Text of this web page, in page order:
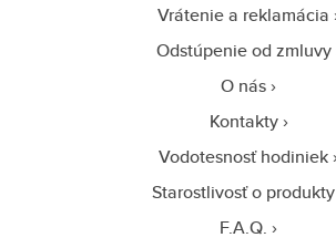
Vrátenie a reklamácia
Odstúpenie od zmluvy
O nás
Kontakty
Vodotesnosť hodiniek
Starostlivosť o produkty
F.A.Q.